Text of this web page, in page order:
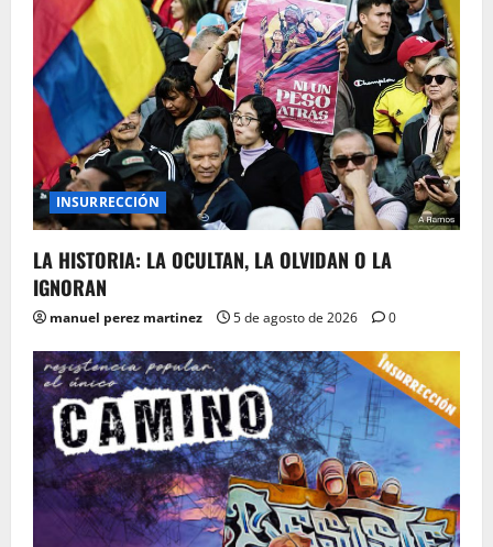
INSURRECCIÓN
LA HISTORIA: LA OCULTAN, LA OLVIDAN O LA
IGNORAN
manuel perez martinez 5 de agosto de 2026 0